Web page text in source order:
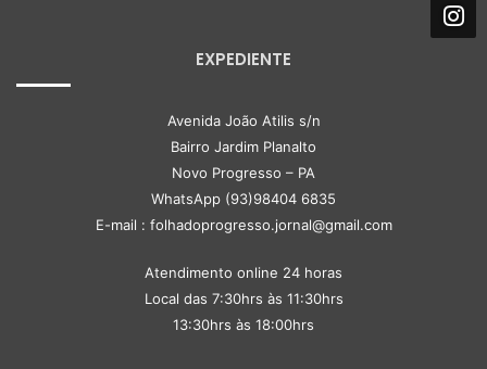
EXPEDIENTE
Avenida João Atilis s/n
Bairro Jardim Planalto
Novo Progresso – PA
WhatsApp (93)98404 6835
E-mail : folhadoprogresso.jornal@gmail.com
Atendimento online 24 horas
Local das 7:30hrs às 11:30hrs
13:30hrs às 18:00hrs